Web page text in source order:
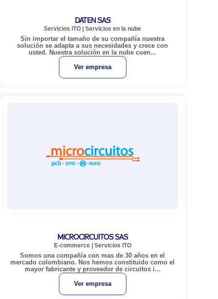
DATEN SAS
Servicios ITO |Servicios en la nube
Sin importar el tamaño de su compañía nuestra
solución se adapta a sus necesidades y crece con
usted. Nuestra solución en la nube cuen...
Ver empresa
MICROCIRCUITOS SAS
E-commerce| Servicios ITO
Somos una compañía con mas de 30 años en el
mercado colombiano. Nos hemos constituido como el
mayor fabricante y proveedor de circuitos i...
Ver empresa